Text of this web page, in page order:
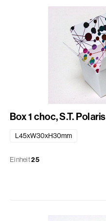
Box 1 choc, S.T. Polaris
L45xW30xH30mm
Einheit25